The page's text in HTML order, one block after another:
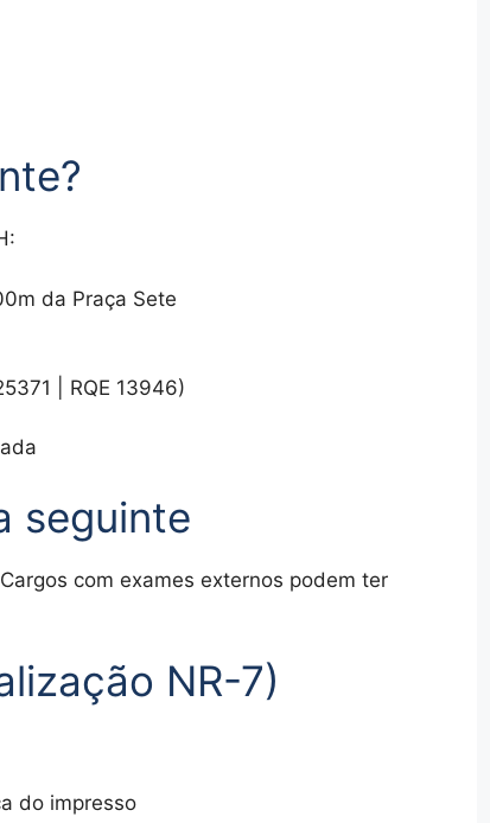
da Praça Sete
| RQE 13946)
seguinte
com exames externos podem ter
NR-7)
do impresso